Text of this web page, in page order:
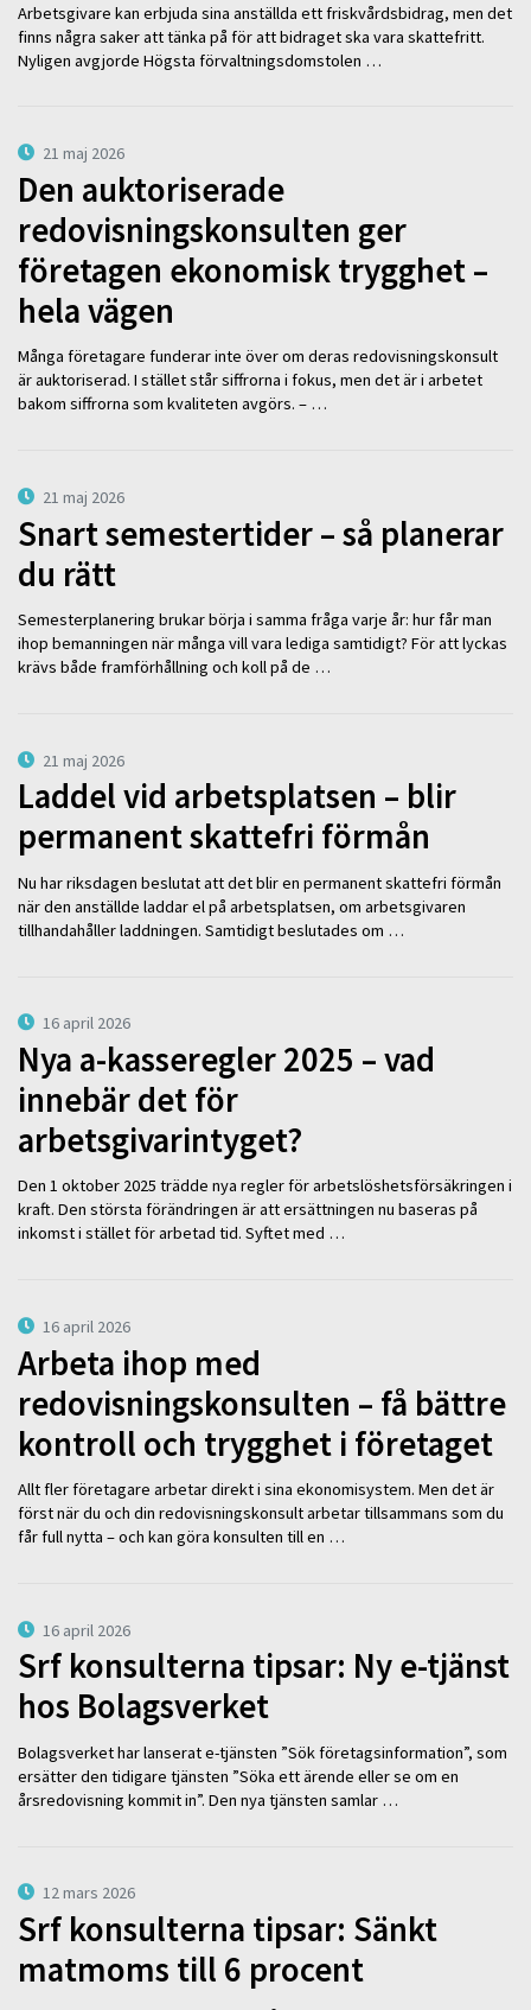
Arbetsgivare kan erbjuda sina anställda ett friskvårdsbidrag, men det
finns några saker att tänka på för att bidraget ska vara skattefritt.
Nyligen avgjorde Högsta förvaltningsdomstolen …
21 maj 2026
Den auktoriserade
redovisningskonsulten ger
företagen ekonomisk trygghet –
hela vägen
Många företagare funderar inte över om deras redovisningskonsult
är auktoriserad. I stället står siffrorna i fokus, men det är i arbetet
bakom siffrorna som kvaliteten avgörs. – …
21 maj 2026
Snart semestertider – så planerar
du rätt
Semesterplanering brukar börja i samma fråga varje år: hur får man
ihop bemanningen när många vill vara lediga samtidigt? För att lyckas
krävs både framförhållning och koll på de …
21 maj 2026
Laddel vid arbetsplatsen – blir
permanent skattefri förmån
Nu har riksdagen beslutat att det blir en permanent skattefri förmån
när den anställde laddar el på arbetsplatsen, om arbetsgivaren
tillhandahåller laddningen. Samtidigt beslutades om …
16 april 2026
Nya a-kasseregler 2025 – vad
innebär det för
arbetsgivarintyget?
Den 1 oktober 2025 trädde nya regler för arbetslöshetsförsäkringen i
kraft. Den största förändringen är att ersättningen nu baseras på
inkomst i stället för arbetad tid. Syftet med …
16 april 2026
Arbeta ihop med
redovisningskonsulten – få bättre
kontroll och trygghet i företaget
Allt fler företagare arbetar direkt i sina ekonomisystem. Men det är
först när du och din redovisningskonsult arbetar tillsammans som du
får full nytta – och kan göra konsulten till en …
16 april 2026
Srf konsulterna tipsar: Ny e-tjänst
hos Bolagsverket
Bolagsverket har lanserat e-tjänsten ”Sök företagsinformation”, som
ersätter den tidigare tjänsten ”Söka ett ärende eller se om en
årsredovisning kommit in”. Den nya tjänsten samlar …
12 mars 2026
Srf konsulterna tipsar: Sänkt
matmoms till 6 procent